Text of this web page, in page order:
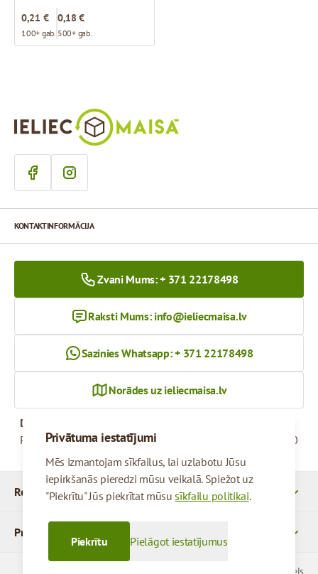
0,21 €
100+ gab.
0,18 €
500+ gab.
Privātuma iestatījumi
Mēs izmantojam sīkfailus, lai uzlabotu Jūsu
iepirkšanās pieredzi mūsu veikalā. Spiežot uz
"Piekrītu" Jūs piekrītat mūsusīkfailu politikai.
Pielāgot iestatījumus
Piekrītu
Rekvizīti
Produkti
KONTAKTINFORMĀCIJA
Zvani Mums: + 371 22178498
Raksti Mums: info@ieliecmaisa.lv
Sazinies Whatsapp: + 371 22178498
Norādes uz ieliecmaisa.lv
Darba Laiks
Pirmdiena - Piektdiena
09:00 - 17:00
© 2026 SIA Parcels